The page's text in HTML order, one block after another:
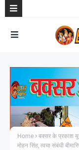
Home
बक्सर के प्रकाश
मोहन सिंह, त्वचा संबंधी